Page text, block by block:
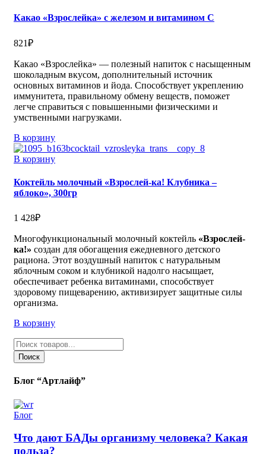
Какао «Взрослейка» с железом и витамином С
821₽
Какао «Взрослейка» — полезный напиток с насыщенным
шоколадным вкусом, дополнительный источник
основных витаминов и йода. Способствует укреплению
иммунитета, правильному обмену веществ, поможет
легче справиться с повышенными физическими и
умственными нагрузками.
В корзину
В корзину
Коктейль молочный «Взрослей-ка! Клубника –
яблоко», 300гр
1 428₽
Многофункциональный молочный коктейль «Взрослей-
ка!» создан для обогащения ежедневного детского
рациона. Этот воздушный напиток с натуральным
яблочным соком и клубникой надолго насыщает,
обеспечивает ребенка витаминами, способствует
здоровому пищеварению, активизирует защитные силы
организма.
В корзину
товаров
Поиск
Блог “Артлайф”
Блог
Что дают БАДы организму человека? Какая
польза?